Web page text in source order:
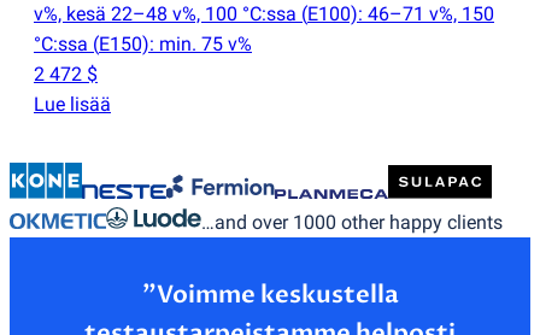
v%, kesä 22–48 v%, 100 °C:ssa (E100): 46–71 v%, 150
°C:ssa (E150): min. 75 v%
2 472 $
Lue lisää
…and over 1000 other happy clients
”Voimme keskustella